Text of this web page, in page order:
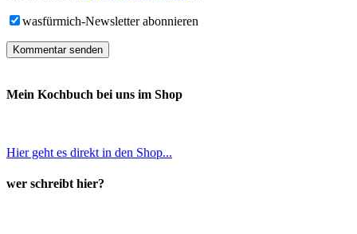
wasfürmich-Newsletter abonnieren
Mein Kochbuch bei uns im Shop
Hier geht es direkt in den Shop...
wer schreibt hier?